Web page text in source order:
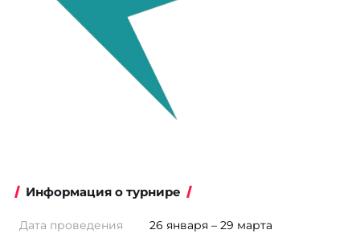
Информация о турнире
Дата проведения
26 января – 29 марта